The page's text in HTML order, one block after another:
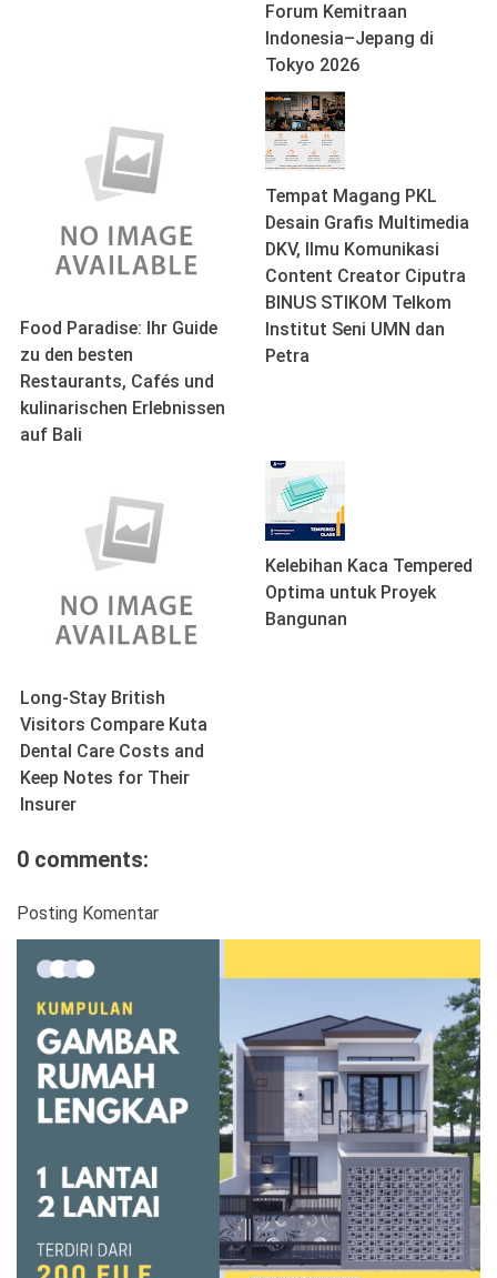
Forum Kemitraan
Indonesia–Jepang di
Tokyo 2026
Food Paradise: Ihr Guide
zu den besten
Restaurants, Cafés und
kulinarischen Erlebnissen
auf Bali
Tempat Magang PKL
Desain Grafis Multimedia
DKV, Ilmu Komunikasi
Content Creator Ciputra
BINUS STIKOM Telkom
Institut Seni UMN dan
Petra
Long-Stay British
Visitors Compare Kuta
Dental Care Costs and
Keep Notes for Their
Insurer
Kelebihan Kaca Tempered
Optima untuk Proyek
Bangunan
0 comments:
Posting Komentar